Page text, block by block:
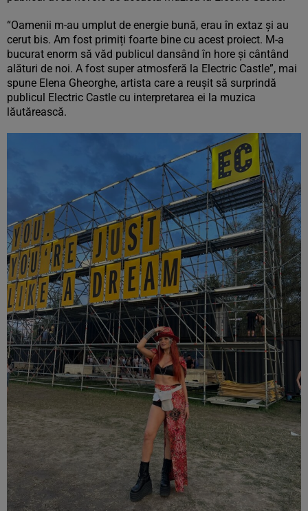
“Oamenii m-au umplut de energie bună, erau în extaz și au
cerut bis. Am fost primiți foarte bine cu acest proiect. M-a
bucurat enorm să văd publicul dansând în hore și cântând
alături de noi. A fost super atmosferă la Electric Castle”, mai
spune Elena Gheorghe, artista care a reușit să surprindă
publicul Electric Castle cu interpretarea ei la muzica
lăutărească.